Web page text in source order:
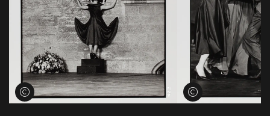
Voir les crédits Voir les crédits